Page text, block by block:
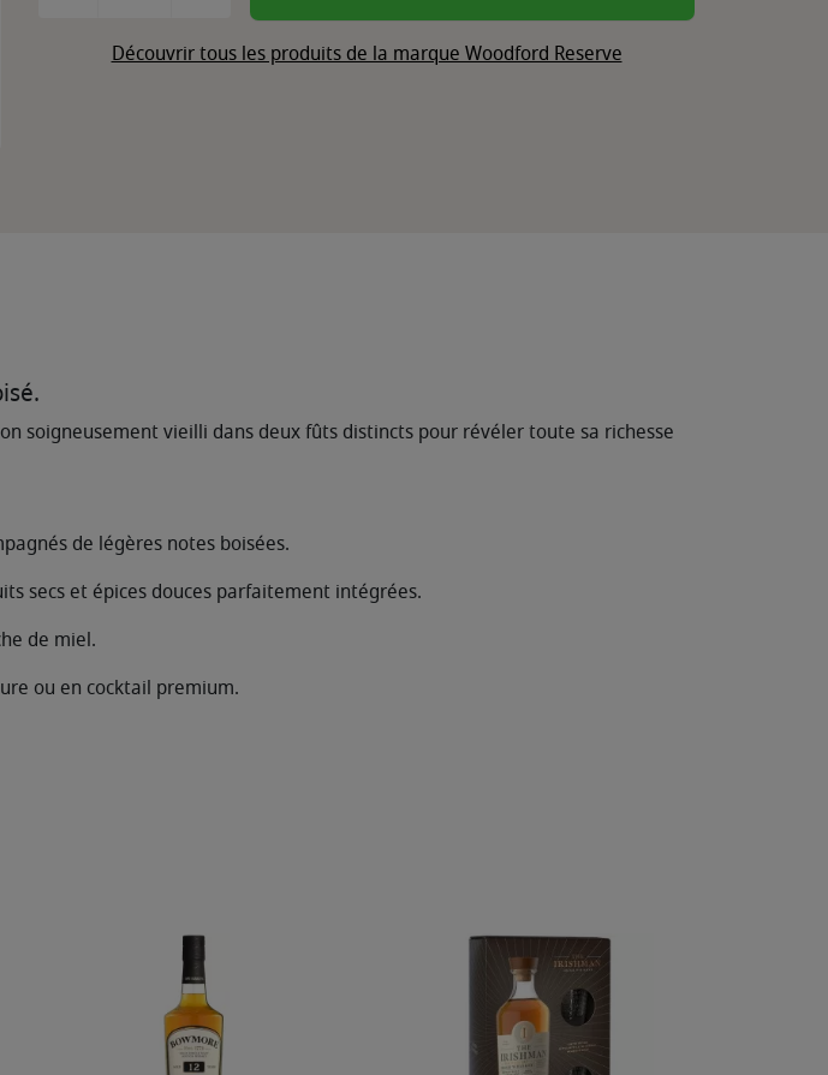
Découvrir tous les produits de la marque Woodford Reserve
soigneusement vieilli dans deux fûts distincts pour révéler toute sa richesse
de légères notes boisées.
secs et épices douces parfaitement intégrées.
de miel.
ou en cocktail premium.